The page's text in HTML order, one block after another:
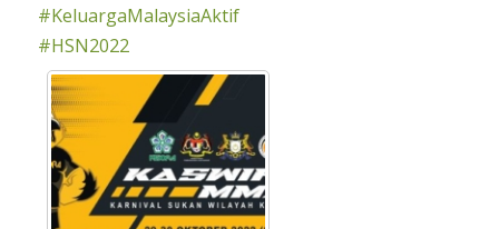
#KeluargaMalaysiaAktif
#HSN2022